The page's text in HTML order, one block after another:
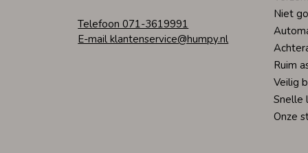
Telefoon 071-3619991
E-mail klantenservice@humpy.nl
Niet
Ruim
Veilig
Snelle
Onze